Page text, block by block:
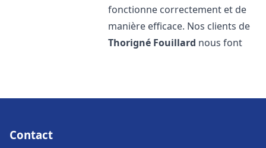
fonctionne correctement et de
manière efficace. Nos clients de
Thorigné Fouillard nous font
Contact